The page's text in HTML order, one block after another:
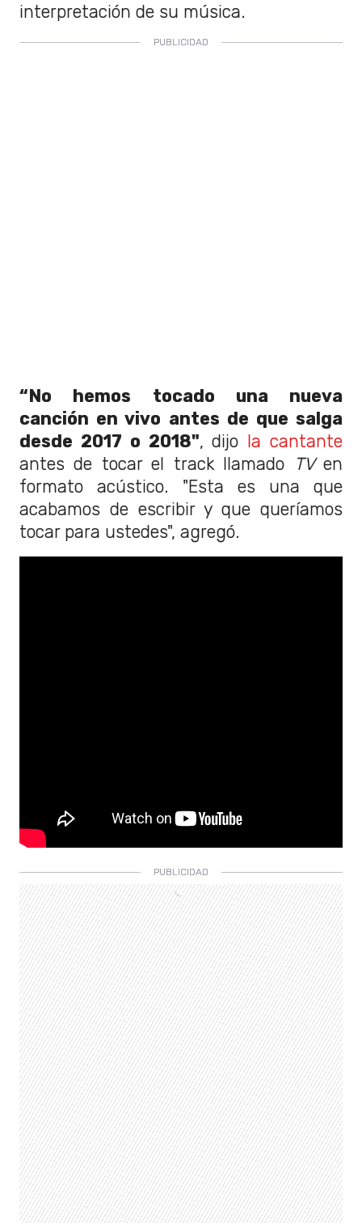
interpretación de su música.
“No hemos tocado una nueva
canción en vivo antes de que salga
desde 2017 o 2018", dijo la cantante
antes de tocar el track llamado
TVen
formato acústico. "Esta es una que
acabamos de escribir y que queríamos
tocar para ustedes", agregó.